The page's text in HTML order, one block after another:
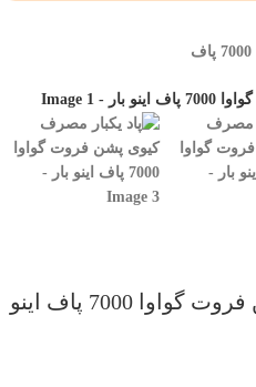
پاد یکبار مصرف کیوی پشن فروت گواوا 7000 پاف اینو